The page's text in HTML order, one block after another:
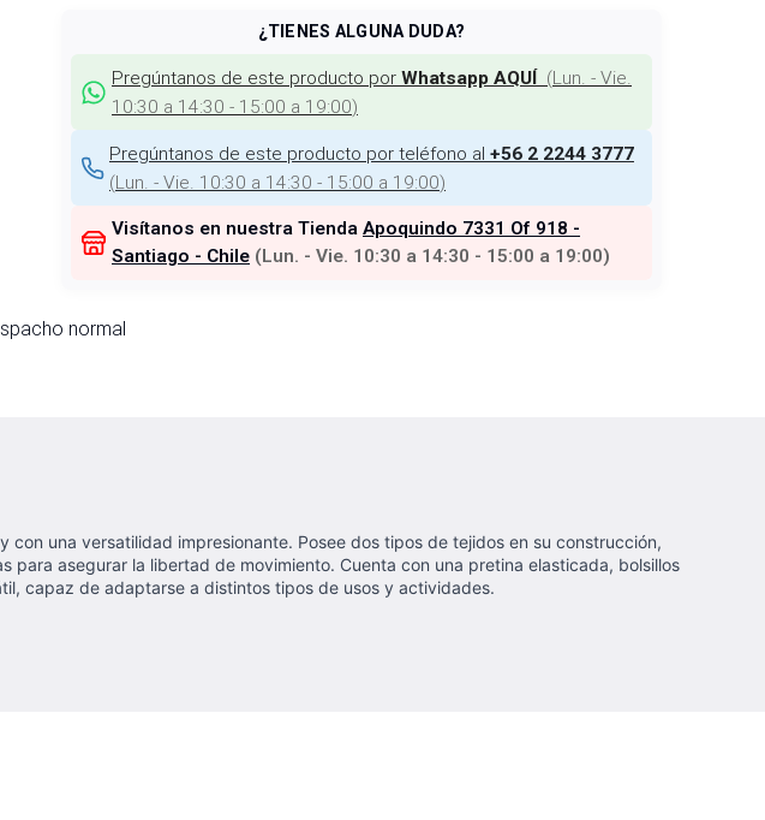
¿TIENES ALGUNA DUDA?
Pregúntanos de este producto por Whatsapp AQUÍ (Lun. - Vie.
10:30 a 14:30 - 15:00 a 19:00)
Pregúntanos de este producto por teléfono al +56 2 2244 3777
(Lun. - Vie. 10:30 a 14:30 - 15:00 a 19:00)
Visítanos en nuestra Tienda Apoquindo 7331 Of 918 -
Santiago - Chile (Lun. - Vie. 10:30 a 14:30 - 15:00 a 19:00)
normal
una versatilidad impresionante. Posee dos tipos de tejidos en su construcción,
asegurar la libertad de movimiento. Cuenta con una pretina elasticada, bolsillos
capaz de adaptarse a distintos tipos de usos y actividades.